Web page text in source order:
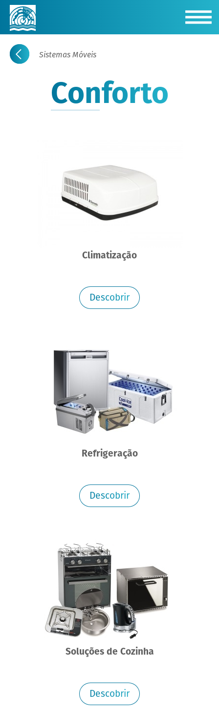
Sistemas Móveis
Conforto
Climatização
Descobrir
Refrigeração
Descobrir
Soluções de Cozinha
Descobrir